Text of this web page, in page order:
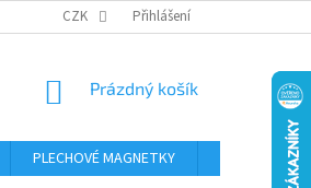
CZK Přihlášení
NÁKUPNÍ
Prázdný košík
PLECHOVÉ MAGNETKY
ČÍSLA